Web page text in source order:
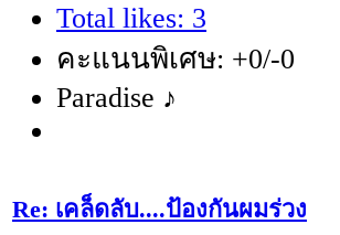
Total likes: 3
คะแนนพิเศษ: +0/-0
Paradise ♪
Re: เคล็ดลับ....ป้องกันผมร่วง